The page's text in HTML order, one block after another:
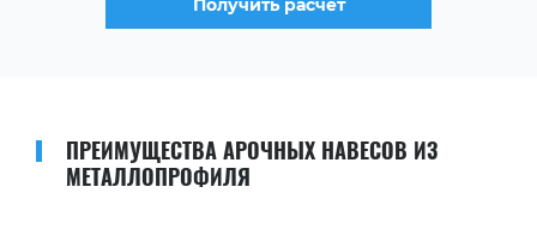
Получить расчет
ПРЕИМУЩЕСТВА АРОЧНЫХ НАВЕСОВ ИЗ
МЕТАЛЛОПРОФИЛЯ